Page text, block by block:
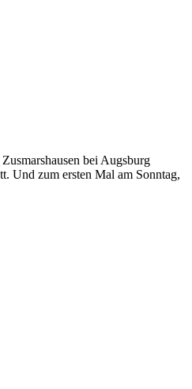
bei Augsburg
Und zum ersten Mal am Sonntag,